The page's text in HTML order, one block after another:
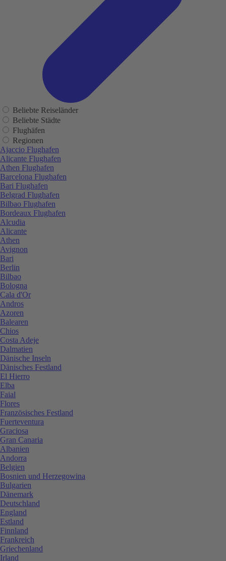
Beliebte Reiseländer
Beliebte Städte
Flughäfen
Regionen
Ajaccio Flughafen
Alicante Flughafen
Athen Flughafen
Barcelona Flughafen
Bari Flughafen
Belgrad Flughafen
Bilbao Flughafen
Bordeaux Flughafen
Alcudia
Alicante
Athen
Avignon
Bari
Berlin
Bilbao
Bologna
Cala d'Or
Andros
Azoren
Balearen
Chios
Costa Adeje
Dalmatien
Dänische Inseln
Dänisches Festland
El Hierro
Elba
Faial
Flores
Französisches Festland
Fuerteventura
Graciosa
Gran Canaria
Albanien
Andorra
Belgien
Bosnien und Herzegowina
Bulgarien
Dänemark
Deutschland
England
Estland
Finnland
Frankreich
Griechenland
Irland